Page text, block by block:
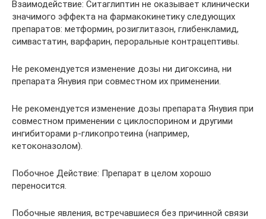
Взаимодействие: Ситаглиптин не оказывает клинически
значимого эффекта на фармакокинетику следующих
препаратов: метформин, розиглитазон, глибенкламид,
симвастатин, варфарин, пероральные контрацептивы.
Не рекомендуется изменение дозы ни дигоксина, ни
препарата Янувия при совместном их применении.
Не рекомендуется изменение дозы препарата Янувия при
совместном применении с циклоспорином и другими
ингибиторами р-гликопротеина (например,
кетоконазолом).
Побочное Действие: Препарат в целом хорошо
переносится.
Побочные явления, встречавшиеся без причинной связи